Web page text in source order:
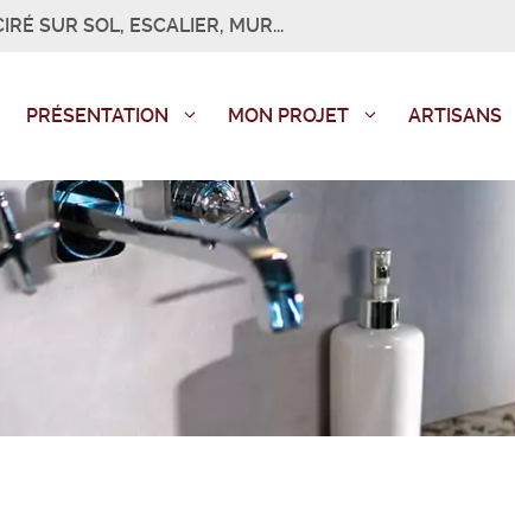
SUR SOL, ESCALIER, MUR...
PRÉSENTATION MON PROJET ARTISANS